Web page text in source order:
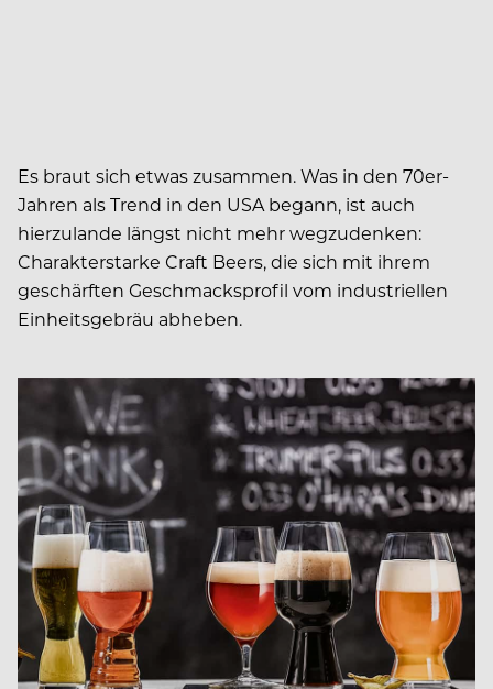
Es braut sich etwas zusammen. Was in den 70er-
Jahren als Trend in den USA begann, ist auch
hierzulande längst nicht mehr wegzudenken:
Charakterstarke Craft Beers, die sich mit ihrem
geschärften Geschmacksprofil vom industriellen
Einheitsgebräu abheben.